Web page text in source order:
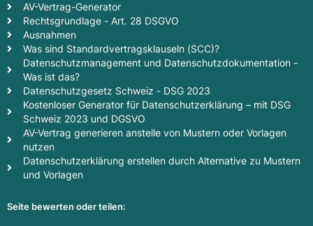
AV-Vertrag-Generator
Rechtsgrundlage - Art. 28 DSGVO
Ausnahmen
Was sind Standardvertragsklauseln (SCC)?
Datenschutzmanagement und Datenschutzdokumentation -
Was ist das?
Datenschutzgesetz Schweiz - DSG 2023
Kostenloser Generator für Datenschutzerklärung – mit DSG
Schweiz 2023 und DGSVO
AV-Vertrag generieren anstelle von Mustern oder Vorlagen
nutzen
Datenschutzerklärung erstellen durch Alternative zu Mustern
und Vorlagen
Seite bewerten oder teilen: